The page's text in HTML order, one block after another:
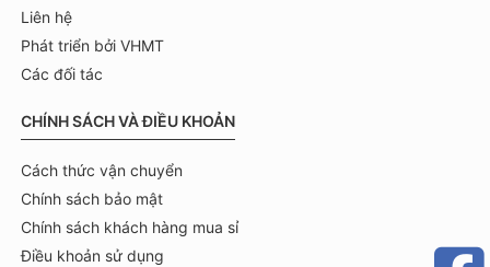
Liên hệ
Phát triển bởi VHMT
Các đối tác
CHÍNH SÁCH VÀ ĐIỀU KHOẢN
Cách thức vận chuyển
Chính sách bảo mật
Chính sách khách hàng mua sỉ
Điều khoản sử dụng